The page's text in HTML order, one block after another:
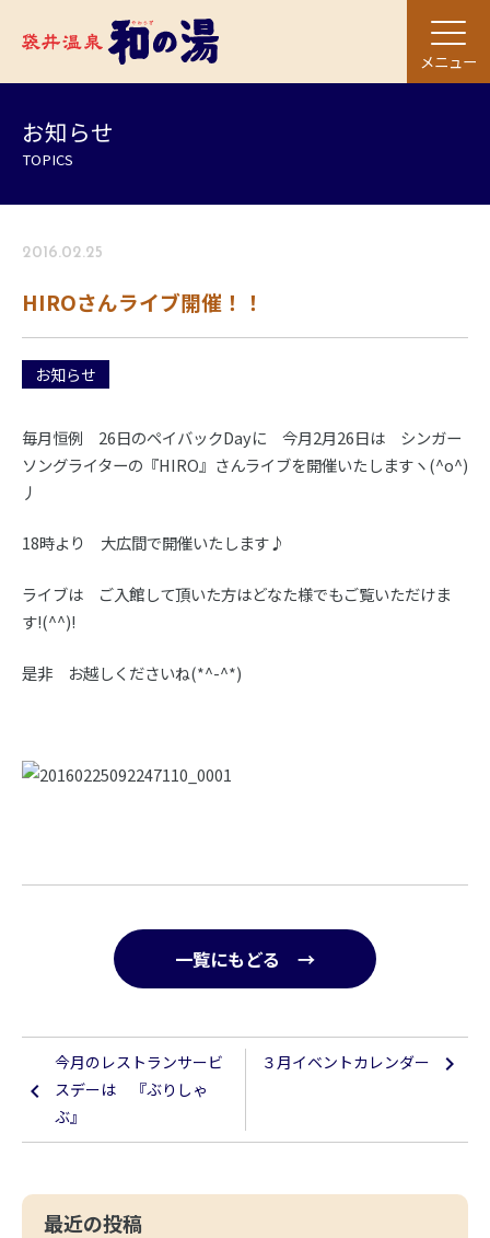
メニュー
お知らせ
TOPICS
2016.02.25
HIROさんライブ開催！！
お知らせ
毎月恒例 26日のペイバックDayに 今月2月26日は シンガー
ソングライターの『HIRO』さんライブを開催いたしますヽ(^o^)
丿
18時より 大広間で開催いたします♪
ライブは ご入館して頂いた方はどなた様でもご覧いただけま
す!(^^)!
是非 お越しくださいね(*^-^*)
一覧にもどる →
今月のレストランサービ
スデーは 『ぶりしゃ
ぶ』
３月イベントカレンダー
最近の投稿